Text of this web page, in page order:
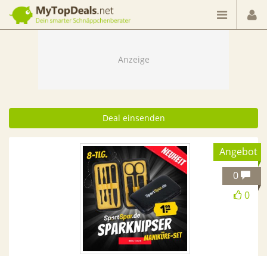
Dein smarter Schnäppchenberater
Deal einsenden
Angebot
0
0